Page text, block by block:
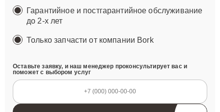
Гарантийное и постгарантийное обслуживание
до 2-х лет
Только запчасти от компании Bork
Оставьте заявку, и наш менеджер проконсультирует вас и
поможет с выбором услуг